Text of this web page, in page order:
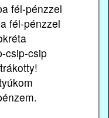
fél-pénzzel
fél-pénzzel
csip-csip